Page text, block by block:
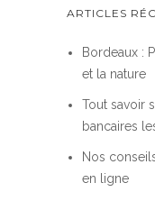
ARTICLES
Bordeaux :
et la nature
Tout savoir
bancaires
Nos
en ligne